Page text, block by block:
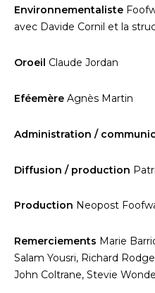
Environnementaliste
avec Davide Cornil et la
Oroeil Claude Jordan
Eféemère Agnès Martin
Administration /
Diffusion / production
Production Neopost
Remerciements Marie
Salam Yousri, Richard
John Coltrane, Stevie